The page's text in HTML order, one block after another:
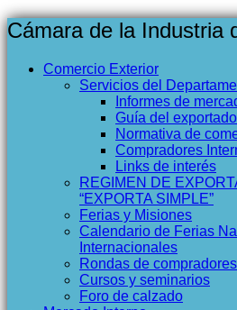
Cámara de la Industria
Comercio Exterior
Servicios del
Informes de
Guía del
Normativa de
Compradores
Links de interés
REGIMEN DE
“EXPORTA SIMPLE”
Ferias y Misiones
Calendario de Ferias
Internacionales
Rondas de
Cursos y seminarios
Foro de calzado